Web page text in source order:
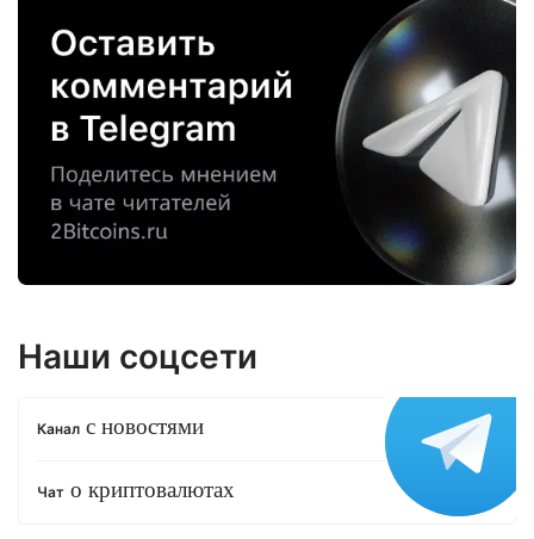
Наши соцсети
Канал с новостями
Чат о криптовалютах